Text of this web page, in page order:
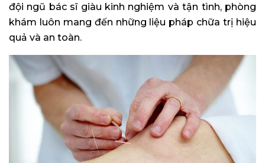
đội ngũ bác sĩ giàu kinh nghiệm và tận tình, phòng
khám luôn mang đến những liệu pháp chữa trị hiệu
quả và an toàn.